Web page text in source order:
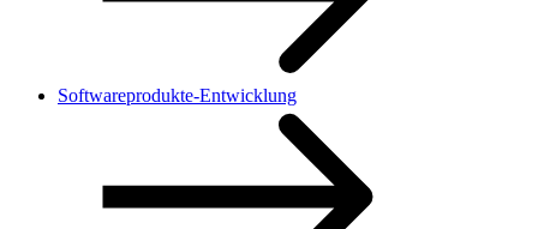
Softwareprodukte-Entwicklung